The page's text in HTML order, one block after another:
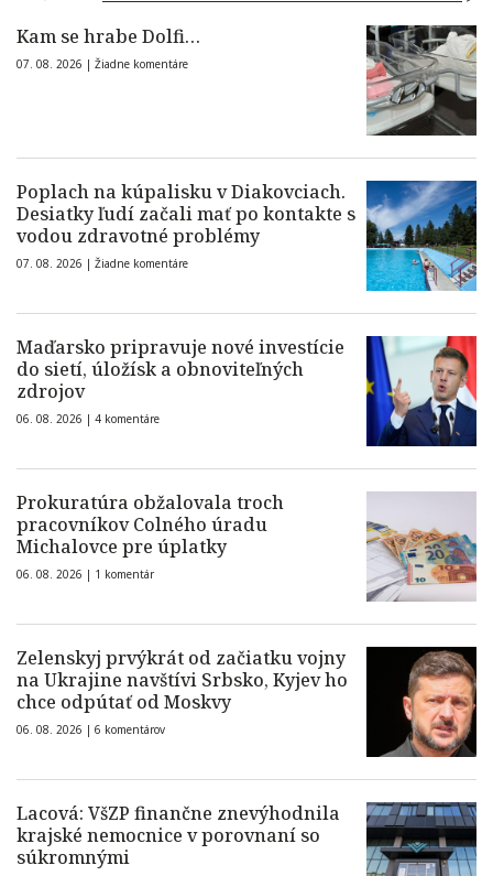
Kam se hrabe Dolfi…
07. 08. 2026 | Žiadne komentáre
Poplach na kúpalisku v Diakovciach.
Desiatky ľudí začali mať po kontakte s
vodou zdravotné problémy
07. 08. 2026 | Žiadne komentáre
Maďarsko pripravuje nové investície
do sietí, úložísk a obnoviteľných
zdrojov
06. 08. 2026 | 4 komentáre
Prokuratúra obžalovala troch
pracovníkov Colného úradu
Michalovce pre úplatky
06. 08. 2026 | 1 komentár
Zelenskyj prvýkrát od začiatku vojny
na Ukrajine navštívi Srbsko, Kyjev ho
chce odpútať od Moskvy
06. 08. 2026 | 6 komentárov
Lacová: VšZP finančne znevýhodnila
krajské nemocnice v porovnaní so
súkromnými